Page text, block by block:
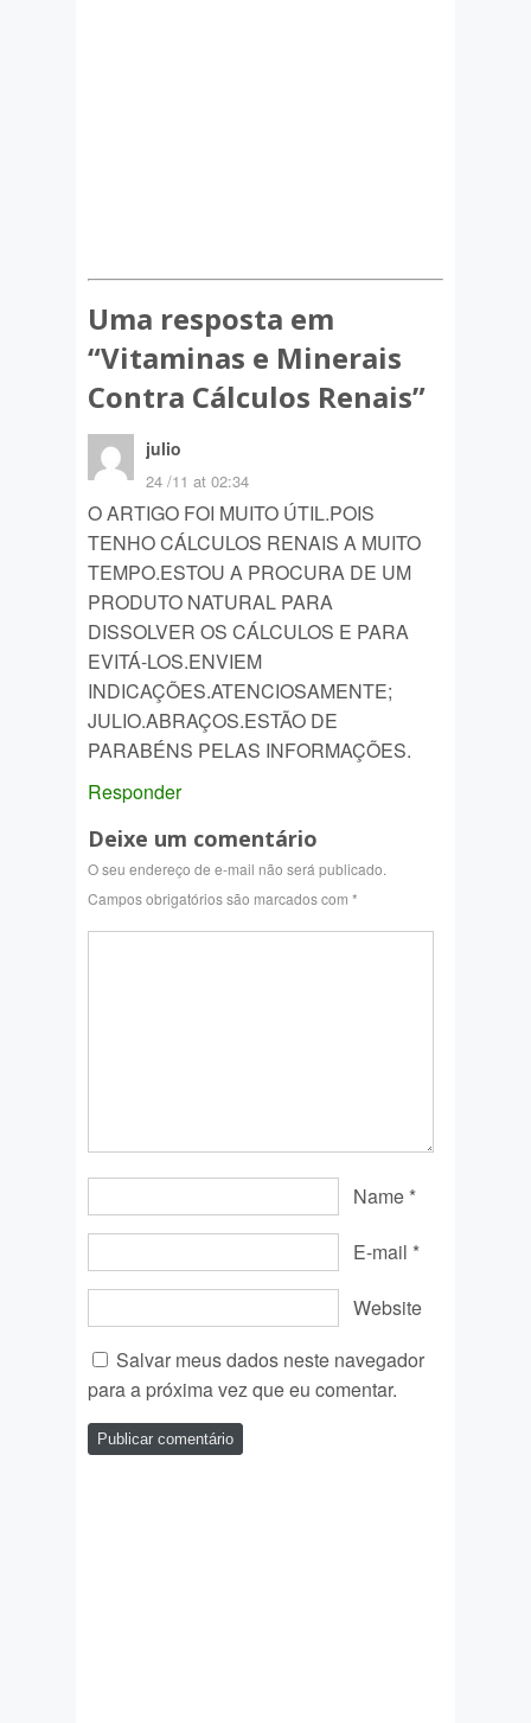
Uma resposta em
“Vitaminas e Minerais
Contra Cálculos Renais”
julio
24 /11 at 02:34
O ARTIGO FOI MUITO ÚTIL.POIS
TENHO CÁLCULOS RENAIS A MUITO
TEMPO.ESTOU A PROCURA DE UM
PRODUTO NATURAL PARA
DISSOLVER OS CÁLCULOS E PARA
EVITÁ-LOS.ENVIEM
INDICAÇÕES.ATENCIOSAMENTE;
JULIO.ABRAÇOS.ESTÃO DE
PARABÉNS PELAS INFORMAÇÕES.
Responder
Deixe um comentário
O seu endereço de e-mail não será publicado.
Campos obrigatórios são marcados com *
Name *
E-mail *
Website
Salvar meus dados neste navegador
para a próxima vez que eu comentar.